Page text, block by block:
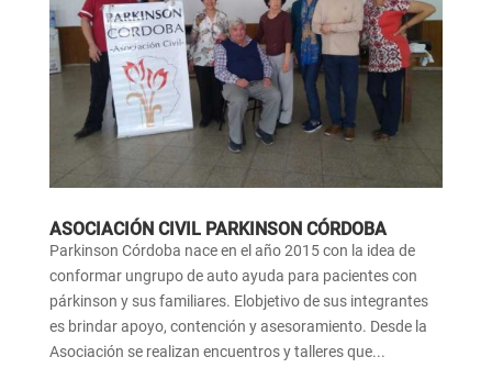
ASOCIACIÓN CIVIL PARKINSON CÓRDOBA
Parkinson Córdoba nace en el año 2015 con la idea de
conformar ungrupo de auto ayuda para pacientes con
párkinson y sus familiares. Elobjetivo de sus integrantes
es brindar apoyo, contención y asesoramiento. Desde la
Asociación se realizan encuentros y talleres que...